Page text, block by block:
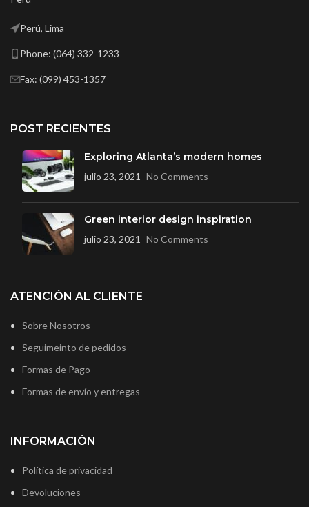
Perú, Lima
Phone: (064) 332-1233
Fax: (099) 453-1357
POST RECIENTES
Exploring Atlanta’s modern homes
julio 23, 2021 No Comments
Green interior design inspiration
julio 23, 2021 No Comments
ATENCIÓN AL CLIENTE
Sobre Nosotros
Seguimeinto de pedidos
Formas de Pago
Formas de envío y entregas
INFORMACIÓN
Política de privacidad
Devoluciones